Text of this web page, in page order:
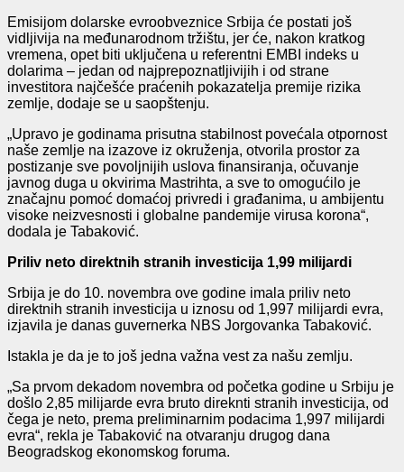
Emisijom dolarske evroobveznice Srbija će postati još
vidljivija na međunarodnom tržištu, jer će, nakon kratkog
vremena, opet biti uključena u referentni EMBI indeks u
dolarima – jedan od najprepoznatljivijih i od strane
investitora najčešće praćenih pokazatelja premije rizika
zemlje, dodaje se u saopštenju.
„Upravo je godinama prisutna stabilnost povećala otpornost
naše zemlje na izazove iz okruženja, otvorila prostor za
postizanje sve povoljnijih uslova finansiranja, očuvanje
javnog duga u okvirima Mastrihta, a sve to omogućilo je
značajnu pomoć domaćoj privredi i građanima, u ambijentu
visoke neizvesnosti i globalne pandemije virusa korona“,
dodala je Tabaković.
Priliv neto direktnih stranih investicija 1,99 milijardi
Srbija je do 10. novembra ove godine imala priliv neto
direktnih stranih investicija u iznosu od 1,997 milijardi evra,
izjavila je danas guvernerka NBS Jorgovanka Tabaković.
Istakla je da je to još jedna važna vest za našu zemlju.
„Sa prvom dekadom novembra od početka godine u Srbiju je
došlo 2,85 milijarde evra bruto direknti stranih investicija, od
čega je neto, prema preliminarnim podacima 1,997 milijardi
evra“, rekla je Tabaković na otvaranju drugog dana
Beogradskog ekonomskog foruma.